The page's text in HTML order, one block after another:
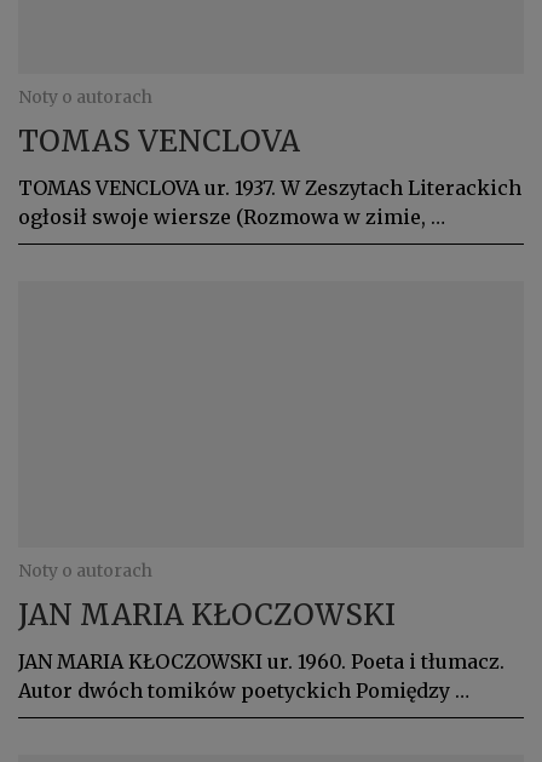
Noty o autorach
TOMAS VENCLOVA
TOMAS VENCLOVA ur. 1937. W Zeszytach Literackich
ogłosił swoje wiersze (Rozmowa w zimie, …
Noty o autorach
JAN MARIA KŁOCZOWSKI
JAN MARIA KŁOCZOWSKI ur. 1960. Poeta i tłumacz.
Autor dwóch tomików poetyckich Pomiędzy …